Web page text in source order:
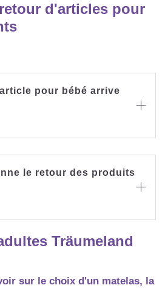
d'articles pour
pour bébé arrive

le retour des produits

Träumeland
sur le choix d'un matelas, la